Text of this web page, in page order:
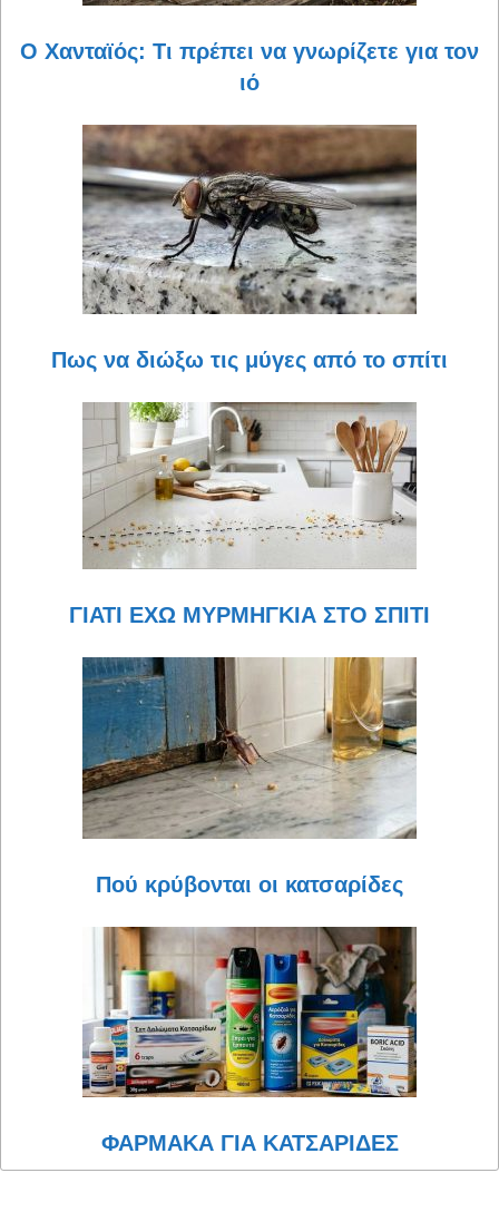
Ο Χανταϊός: Τι πρέπει να γνωρίζετε για τον
ιό
Πως να διώξω τις μύγες από το σπίτι
ΓΙΑΤΙ ΕΧΩ ΜΥΡΜΗΓΚΙΑ ΣΤΟ ΣΠΙΤΙ
Πού κρύβονται οι κατσαρίδες
ΦΑΡΜΑΚΑ ΓΙΑ ΚΑΤΣΑΡΙΔΕΣ